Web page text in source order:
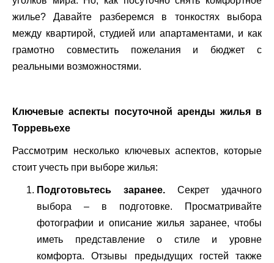
жилье? Давайте разберемся в тонкостях выбора
между квартирой, студией или апартаментами, и как
грамотно совместить пожелания и бюджет с
реальными возможностями.
Ключевые аспекты посуточной аренды жилья в
Торревьехе
Рассмотрим несколько ключевых аспектов, которые
стоит учесть при выборе жилья:
Подготовьтесь заранее. Секрет удачного
выбора – в подготовке. Просматривайте
фотографии и описание жилья заранее, чтобы
иметь представление о стиле и уровне
комфорта. Отзывы предыдущих гостей также